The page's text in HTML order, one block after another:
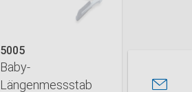
5005
Baby-
Längenmessstab